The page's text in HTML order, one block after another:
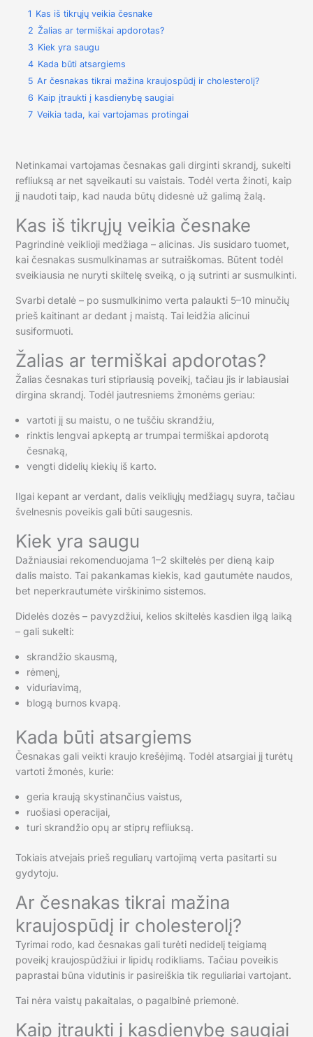
1 Kas iš tikrųjų veikia česnake
2 Žalias ar termiškai apdorotas?
3 Kiek yra saugu
4 Kada būti atsargiems
5 Ar česnakas tikrai mažina kraujospūdį ir cholesterolį?
6 Kaip įtraukti į kasdienybę saugiai
7 Veikia tada, kai vartojamas protingai
Netinkamai vartojamas česnakas gali dirginti skrandį, sukelti
refliuksą ar net sąveikauti su vaistais. Todėl verta žinoti, kaip
jį naudoti taip, kad nauda būtų didesnė už galimą žalą.
Kas iš tikrųjų veikia česnake
Pagrindinė veiklioji medžiaga – alicinas. Jis susidaro tuomet,
kai česnakas susmulkinamas ar sutraiškomas. Būtent todėl
sveikiausia ne nuryti skiltelę sveiką, o ją sutrinti ar susmulkinti.
Svarbi detalė – po susmulkinimo verta palaukti 5–10 minučių
prieš kaitinant ar dedant į maistą. Tai leidžia alicinui
susiformuoti.
Žalias ar termiškai apdorotas?
Žalias česnakas turi stipriausią poveikį, tačiau jis ir labiausiai
dirgina skrandį. Todėl jautresniems žmonėms geriau:
vartoti jį su maistu, o ne tuščiu skrandžiu,
rinktis lengvai apkeptą ar trumpai termiškai apdorotą
česnaką,
vengti didelių kiekių iš karto.
Ilgai kepant ar verdant, dalis veikliųjų medžiagų suyra, tačiau
švelnesnis poveikis gali būti saugesnis.
Kiek yra saugu
Dažniausiai rekomenduojama 1–2 skiltelės per dieną kaip
dalis maisto. Tai pakankamas kiekis, kad gautumėte naudos,
bet neperkrautumėte virškinimo sistemos.
Didelės dozės – pavyzdžiui, kelios skiltelės kasdien ilgą laiką
– gali sukelti:
skrandžio skausmą,
rėmenį,
viduriavimą,
blogą burnos kvapą.
Kada būti atsargiems
Česnakas gali veikti kraujo krešėjimą. Todėl atsargiai jį turėtų
vartoti žmonės, kurie:
geria kraują skystinančius vaistus,
ruošiasi operacijai,
turi skrandžio opų ar stiprų refliuksą.
Tokiais atvejais prieš reguliarų vartojimą verta pasitarti su
gydytoju.
Ar česnakas tikrai mažina
kraujospūdį ir cholesterolį?
Tyrimai rodo, kad česnakas gali turėti nedidelį teigiamą
poveikį kraujospūdžiui ir lipidų rodikliams. Tačiau poveikis
paprastai būna vidutinis ir pasireiškia tik reguliariai vartojant.
Tai nėra vaistų pakaitalas, o pagalbinė priemonė.
Kaip įtraukti į kasdienybę saugiai